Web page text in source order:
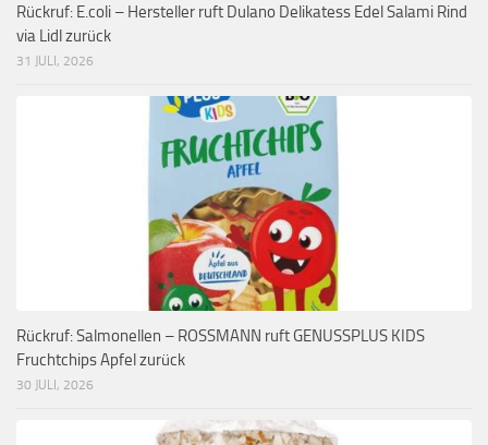
Rückruf: E.coli – Hersteller ruft Dulano Delikatess Edel Salami Rind
via Lidl zurück
31 JULI, 2026
Rückruf: Salmonellen – ROSSMANN ruft GENUSSPLUS KIDS
Fruchtchips Apfel zurück
30 JULI, 2026